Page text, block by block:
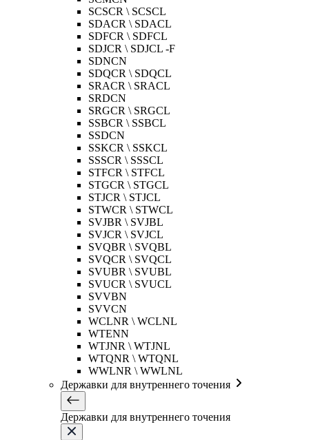
SCSCR \ SCSCL
SDACR \ SDACL
SDFCR \ SDFCL
SDJCR \ SDJCL -F
SDNCN
SDQCR \ SDQCL
SRACR \ SRACL
SRDCN
SRGCR \ SRGCL
SSBCR \ SSBCL
SSDCN
SSKCR \ SSKCL
SSSCR \ SSSCL
STFCR \ STFCL
STGCR \ STGCL
STJCR \ STJCL
STWCR \ STWCL
SVJBR \ SVJBL
SVJCR \ SVJCL
SVQBR \ SVQBL
SVQCR \ SVQCL
SVUBR \ SVUBL
SVUCR \ SVUCL
SVVBN
SVVCN
WCLNR \ WCLNL
WTENN
WTJNR \ WTJNL
WTQNR \ WTQNL
WWLNR \ WWLNL
Державки для внутреннего точения
Державки для внутреннего точения